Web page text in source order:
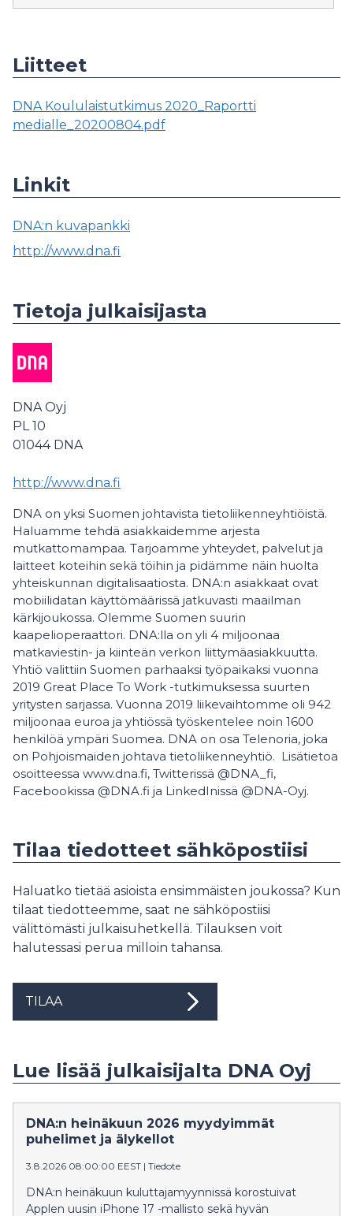
Liitteet
DNA Koululaistutkimus 2020_Raportti
medialle_20200804.pdf
Linkit
DNA:n kuvapankki
http://www.dna.fi
Tietoja julkaisijasta
DNA Oyj
PL 10
01044 DNA
http://www.dna.fi
DNA on yksi Suomen johtavista tietoliikenneyhtiöistä.
Haluamme tehdä asiakkaidemme arjesta
mutkattomampaa. Tarjoamme yhteydet, palvelut ja
laitteet koteihin sekä töihin ja pidämme näin huolta
yhteiskunnan digitalisaatiosta. DNA:n asiakkaat ovat
mobiilidatan käyttömäärissä jatkuvasti maailman
kärkijoukossa. Olemme Suomen suurin
kaapelioperaattori. DNA:lla on yli 4 miljoonaa
matkaviestin- ja kiinteän verkon liittymäasiakkuutta.
Yhtiö valittiin Suomen parhaaksi työpaikaksi vuonna
2019 Great Place To Work -tutkimuksessa suurten
yritysten sarjassa. Vuonna 2019 liikevaihtomme oli 942
miljoonaa euroa ja yhtiössä työskentelee noin 1600
henkilöä ympäri Suomea. DNA on osa Telenoria, joka
on Pohjoismaiden johtava tietoliikenneyhtiö. Lisätietoa
osoitteessa www.dna.fi, Twitterissä @DNA_fi,
Facebookissa @DNA.fi ja LinkedInissä @DNA-Oyj.
Tilaa tiedotteet sähköpostiisi
Haluatko tietää asioista ensimmäisten joukossa? Kun
tilaat tiedotteemme, saat ne sähköpostiisi
välittömästi julkaisuhetkellä. Tilauksen voit
halutessasi perua milloin tahansa.
TILAA
Lue lisää julkaisijalta DNA Oyj
DNA:n heinäkuun 2026 myydyimmät
puhelimet ja älykellot
3.8.2026 08:00:00 EEST | Tiedote
DNA:n heinäkuun kuluttajamyynnissä korostuivat
Applen uusin iPhone 17 -mallisto sekä hyvän